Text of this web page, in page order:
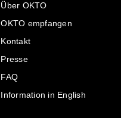
Über OKTO
OKTO empfangen
Kontakt
Presse
FAQ
Information in English